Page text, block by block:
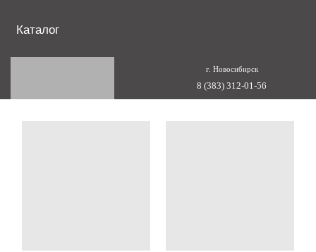
Каталог
г. Новосибирск
8 (383) 312-01-56